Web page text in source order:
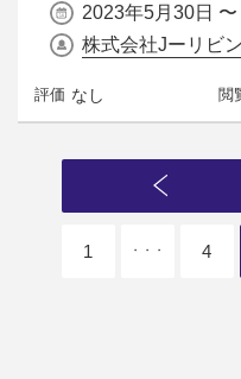
2023年5月30日 〜
株式会社Jーリビ
評価 なし 閲
1 ・・・ 4